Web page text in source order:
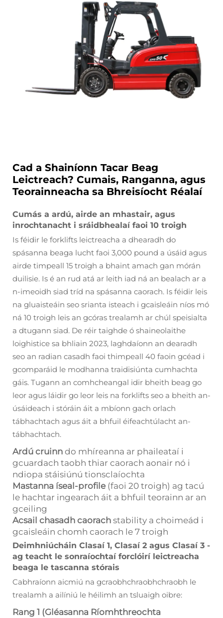
Cad a Shainíonn Tacar Beag
Leictreach? Cumais, Ranganna, agus
Teorainneacha sa Bhreisíocht Réalaí
Cumás a ardú, airde an mhastair, agus
inrochtanacht i sráidbhealaí faoi 10 troigh
Is féidir le forklifts leictreacha a dhearadh do
spásanna beaga lucht faoi 3,000 pound a úsáid agus
airde timpeall 15 troigh a bhaint amach gan mórán
duilisie. Is é an rud atá ar leith iad ná an bealach ar a
n-imeoidh siad tríd na spásanna caorach. Is féidir leis
na gluaisteáin seo srianta isteach i gcaisleáin níos mó
ná 10 troigh leis an gcóras trealamh ar chúl speisialta
a dtugann siad. De réir taighde ó shaineolaithe
loighistice sa bhliain 2023, laghdaíonn an dearadh
seo an radian casadh faoi thimpeall 40 faoin gcéad i
gcomparáid le modhanna traidisiúnta cumhachta
gáis. Tugann an comhcheangal idir bheith beag go
leor agus láidir go leor leis na forklifts seo a bheith an-
úsáideach i stóráin áit a mbíonn gach orlach
tábhachtach agus áit a bhfuil éifeachtúlacht an-
tábhachtach.
Ardú cruinn do mhíreanna ar phaileataí i
gcuardach taobh thiar caorach aonair nó i
ndiopa stáisiúnú tionsclaíochta
Mastanna íseal-profile (faoi 20 troigh) ag tacú
le hachtar ingearach áit a bhfuil teorainn ar an
gceiling
Acsail chasadh caorach stability a choimeád i
gcaisleáin chomh caorach le 7 troigh
Deimhniúcháin Clasaí 1, Clasaí 2 agus Clasaí 3 -
ag teacht le sonraíochtaí forclóirí leictreacha
beaga le tascanna stórais
Cabhraíonn aicmiú na gcraobhchraobhchraobh le
trealamh a ailíniú le héilimh an tsluaigh oibre:
Rang 1 (Gléasanna Ríomhthreochta